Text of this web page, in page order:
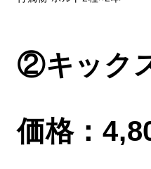
②キック
価格：